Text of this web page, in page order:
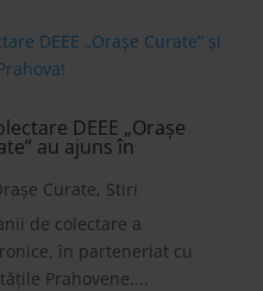
DEEE „Orașe
au ajuns în
Curate, Stiri
de colectare a
în parteneriat cu
Prahovene....